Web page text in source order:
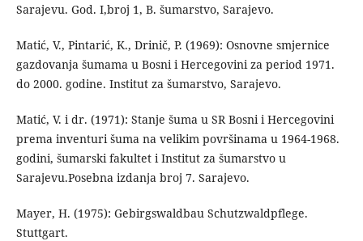
Sarajevu. God. I,broj 1, B. šumarstvo, Sarajevo.
Matić, V., Pintarić, K., Drinič, P. (1969): Osnovne smjernice
gazdovanja šumama u Bosni i Hercegovini za period 1971.
do 2000. godine. Institut za šumarstvo, Sarajevo.
Matić, V. i dr. (1971): Stanje šuma u SR Bosni i Hercegovini
prema inventuri šuma na velikim površinama u 1964-1968.
godini, šumarski fakultet i Institut za šumarstvo u
Sarajevu.Posebna izdanja broj 7. Sarajevo.
Mayer, H. (1975): Gebirgswaldbau Schutzwaldpflege.
Stuttgart.